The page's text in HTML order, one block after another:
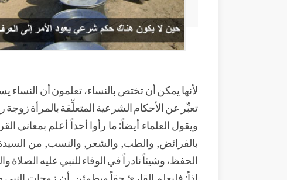
لأنها يمكن أن تختص بالنساء، تعلمون أن
تعبِّر عن الأحكام الشرعية المتعلِّقة بالمرأة
ويقول العلماء أيضاً: ما رأوا أحداً أعلم بمعاني
بالفرائض, والطب, والشعر, والنسب, من السيدة
الحفظ، وشيئاً نادراً في الوفاء للنبي عليه الصلاة
إذاً: فليعلم القارئ حقاً ويطمئن, أن زوجات